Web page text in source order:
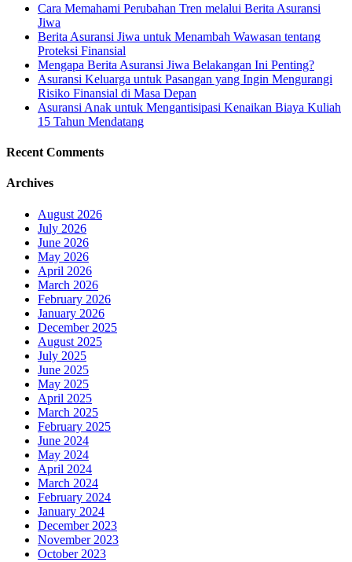
Cara Memahami Perubahan Tren melalui Berita Asuransi
Jiwa
Berita Asuransi Jiwa untuk Menambah Wawasan tentang
Proteksi Finansial
Mengapa Berita Asuransi Jiwa Belakangan Ini Penting?
Asuransi Keluarga untuk Pasangan yang Ingin Mengurangi
Risiko Finansial di Masa Depan
Asuransi Anak untuk Mengantisipasi Kenaikan Biaya Kuliah
15 Tahun Mendatang
Recent Comments
Archives
August 2026
July 2026
June 2026
May 2026
April 2026
March 2026
February 2026
January 2026
December 2025
August 2025
July 2025
June 2025
May 2025
April 2025
March 2025
February 2025
June 2024
May 2024
April 2024
March 2024
February 2024
January 2024
December 2023
November 2023
October 2023